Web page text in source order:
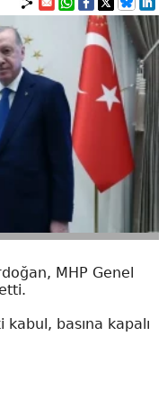
MHP Genel
kabul, basına kapalı